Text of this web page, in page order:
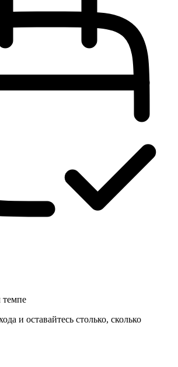
темпе
и оставайтесь столько, сколько